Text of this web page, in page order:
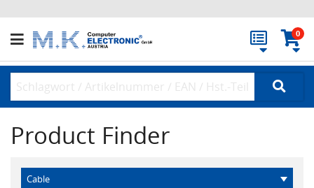
0
Product Finder